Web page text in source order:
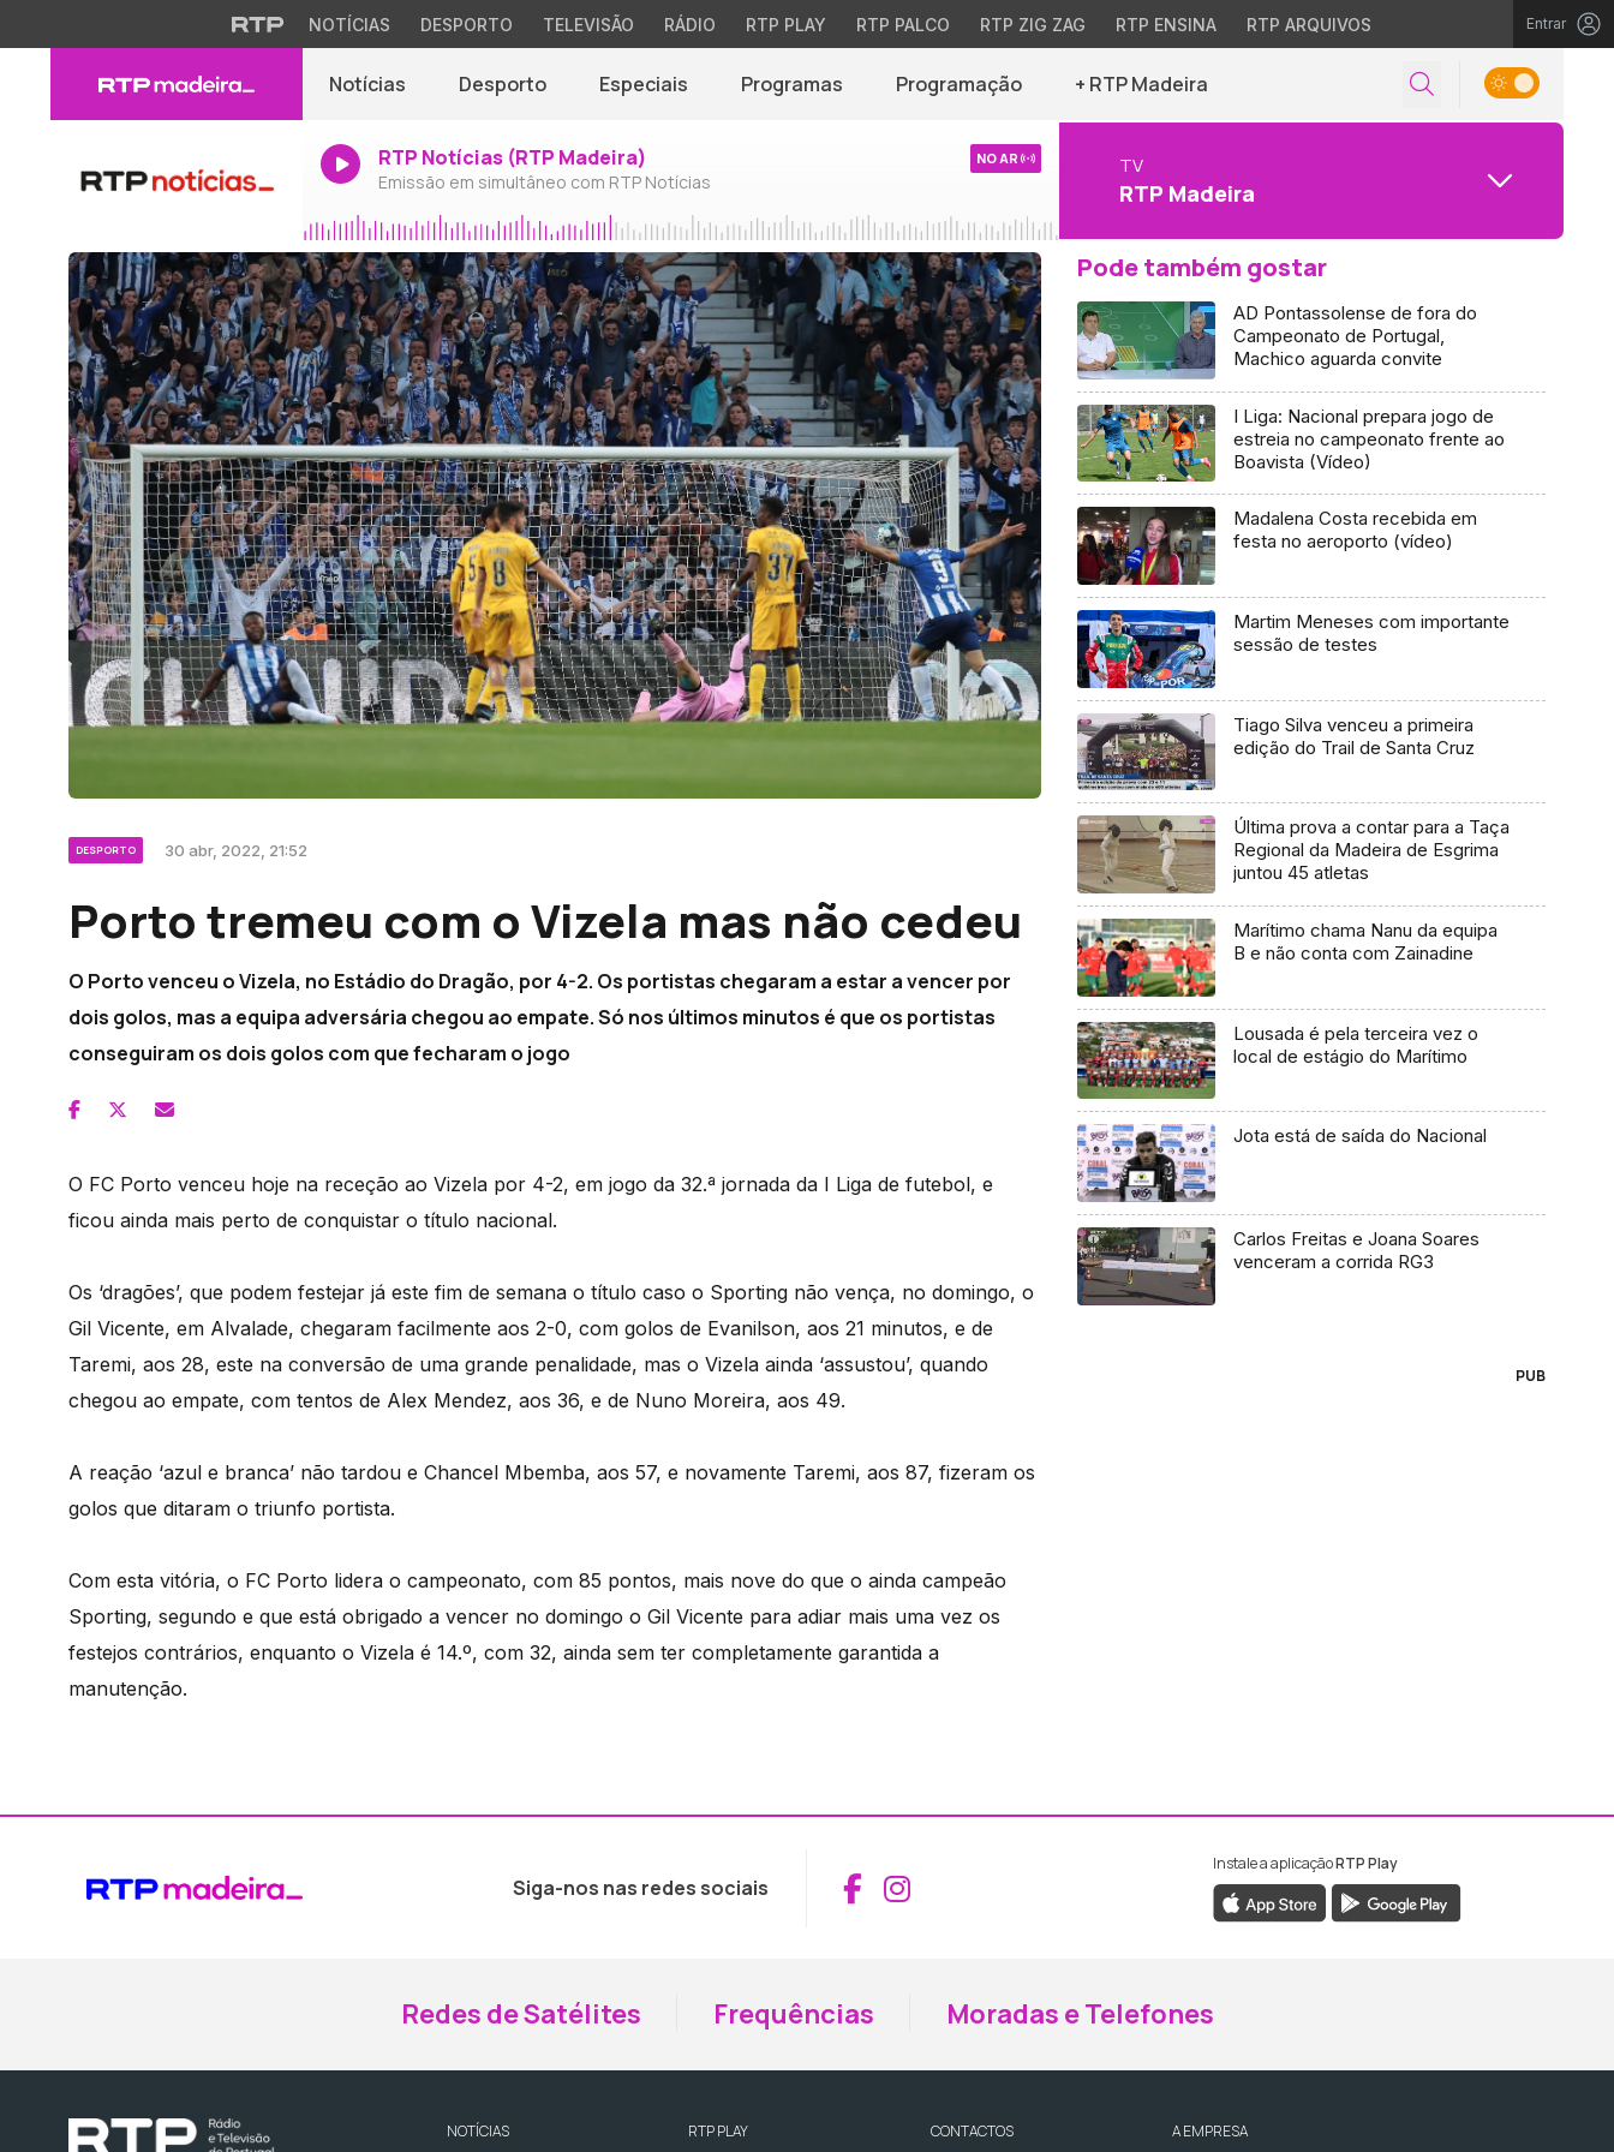
NOTÍCIAS DESPORTO TELEVISÃO RÁDIO RTP PLAY RTP PALCO RTP ZIG ZAG RTP ENSINA RTP ARQUIVOS Entrar
Notícias Desporto Especiais Programas Programação + RTP Madeira
RTP Notícias (RTP Madeira)
Emissão em simultâneo com RTP Notícias
NO AR TV
RTP Madeira
DESPORTO 30 abr, 2022, 21:52
Porto tremeu com o Vizela mas não cedeu
O Porto venceu o Vizela, no Estádio do Dragão, por 4-2. Os portistas chegaram a estar a vencer por
dois golos, mas a equipa adversária chegou ao empate. Só nos últimos minutos é que os portistas
conseguiram os dois golos com que fecharam o jogo
O FC Porto venceu hoje na receção ao Vizela por 4-2, em jogo da 32.ª jornada da I Liga de futebol, e
ficou ainda mais perto de conquistar o título nacional.
Os ‘dragões’, que podem festejar já este fim de semana o título caso o Sporting não vença, no domingo, o
Gil Vicente, em Alvalade, chegaram facilmente aos 2-0, com golos de Evanilson, aos 21 minutos, e de
Taremi, aos 28, este na conversão de uma grande penalidade, mas o Vizela ainda ‘assustou’, quando
chegou ao empate, com tentos de Alex Mendez, aos 36, e de Nuno Moreira, aos 49.
A reação ‘azul e branca’ não tardou e Chancel Mbemba, aos 57, e novamente Taremi, aos 87, fizeram os
golos que ditaram o triunfo portista.
Com esta vitória, o FC Porto lidera o campeonato, com 85 pontos, mais nove do que o ainda campeão
Sporting, segundo e que está obrigado a vencer no domingo o Gil Vicente para adiar mais uma vez os
festejos contrários, enquanto o Vizela é 14.º, com 32, ainda sem ter completamente garantida a
manutenção.
Pode também gostar
AD Pontassolense de fora do
Campeonato de Portugal,
Machico aguarda convite
I Liga: Nacional prepara jogo de
estreia no campeonato frente ao
Boavista (Vídeo)
Madalena Costa recebida em
festa no aeroporto (vídeo)
Martim Meneses com importante
sessão de testes
Tiago Silva venceu a primeira
edição do Trail de Santa Cruz
Última prova a contar para a Taça
Regional da Madeira de Esgrima
juntou 45 atletas
Marítimo chama Nanu da equipa
B e não conta com Zainadine
Lousada é pela terceira vez o
local de estágio do Marítimo
Jota está de saída do Nacional
Carlos Freitas e Joana Soares
venceram a corrida RG3
PUB
Siga-nos nas redes sociais Aceder ao Facebook da RTP Madeira
Aceder ao Instagram da RTP Madeira
Instale a aplicaçãoRTP Play
Redes de Satélites Frequências Moradas e Telefones
NOTÍCIAS
RTP PLAY
CONTACTOS
A EMPRESA